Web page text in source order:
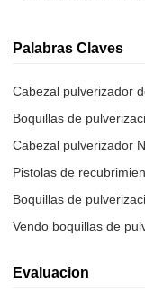
Palabras Claves
Cabezal pulverizador
Pistolas de
Boquillas de
Evaluacion